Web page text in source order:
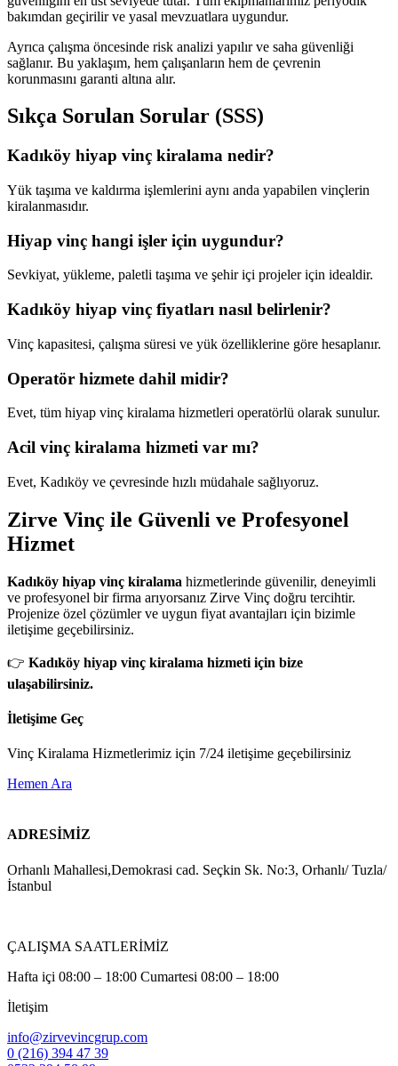
bakımdan geçirilir ve yasal mevzuatlara uygundur.
Ayrıca çalışma öncesinde risk analizi yapılır ve saha güvenliği
sağlanır. Bu yaklaşım, hem çalışanların hem de çevrenin
korunmasını garanti altına alır.
Sıkça Sorulan Sorular (SSS)
Kadıköy hiyap vinç kiralama nedir?
Yük taşıma ve kaldırma işlemlerini aynı anda yapabilen vinçlerin
kiralanmasıdır.
Hiyap vinç hangi işler için uygundur?
Sevkiyat, yükleme, paletli taşıma ve şehir içi projeler için idealdir.
Kadıköy hiyap vinç fiyatları nasıl belirlenir?
Vinç kapasitesi, çalışma süresi ve yük özelliklerine göre hesaplanır.
Operatör hizmete dahil midir?
Evet, tüm hiyap vinç kiralama hizmetleri operatörlü olarak sunulur.
Acil vinç kiralama hizmeti var mı?
Evet, Kadıköy ve çevresinde hızlı müdahale sağlıyoruz.
Zirve Vinç ile Güvenli ve Profesyonel
Hizmet
Kadıköy hiyap vinç kiralama hizmetlerinde güvenilir, deneyimli
ve profesyonel bir firma arıyorsanız Zirve Vinç doğru tercihtir.
Projenize özel çözümler ve uygun fiyat avantajları için bizimle
iletişime geçebilirsiniz.
👉 Kadıköy hiyap vinç kiralama hizmeti için bize
ulaşabilirsiniz.
İletişime Geç
Vinç Kiralama Hizmetlerimiz için 7/24 iletişime geçebilirsiniz
Hemen Ara
ADRESİMİZ
Orhanlı Mahallesi,Demokrasi cad. Seçkin Sk. No:3, Orhanlı/ Tuzla/
İstanbul
ÇALIŞMA SAATLERİMİZ
Hafta içi 08:00 – 18:00 Cumartesi 08:00 – 18:00
İletişim
info@zirvevincgrup.com
0 (216) 394 47 39